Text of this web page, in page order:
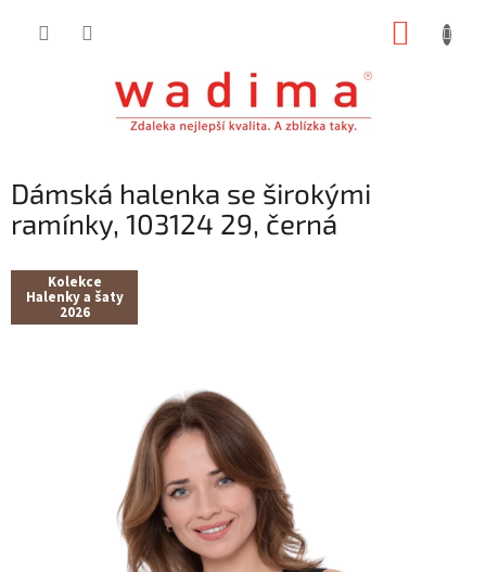
Dámská halenka se širokými
ramínky, 103124 29, černá
Kolekce
Halenky a šaty
2026